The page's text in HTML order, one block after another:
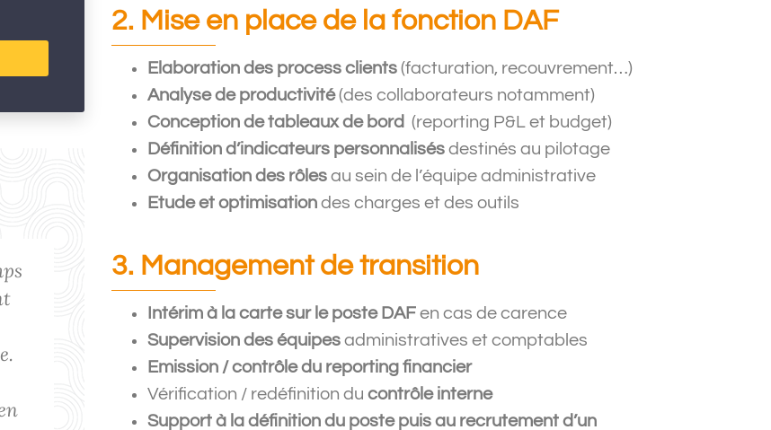
« DS Avocats a eu la chance de bénéficier pendant
plusieurs années de la collaboration de Marina
Consoli qui occupait chez nous le poste de
Déléguée Générale en charge de l’ensemble de
l’Administration de DS. Nous n’avons eu qu’à nous
réjouir de son travail et plus particulièrement de
Me Daniel Chausse
DS Avocats, Paris
2. Mise en place de la fonction DAF
Elaboration des process clients (facturation, recouvrement…)
Analyse de productivité(des collaborateurs notamment)
Conception de tableaux de bord (reporting P&L et budget)
Définition d’indicateurs personnalisés destinés au pilotage
Organisation des rôles au sein de l’équipe administrative
Etude et optimisation des charges et des outils
3. Management de transition
Intérim à la carte sur le poste DAF en cas de carence
Supervision des équipes administratives et comptables
Emission / contrôle du reporting financier
Vérification / redéfinition du contrôle interne
Support à la définition du poste puis au recrutement d’un